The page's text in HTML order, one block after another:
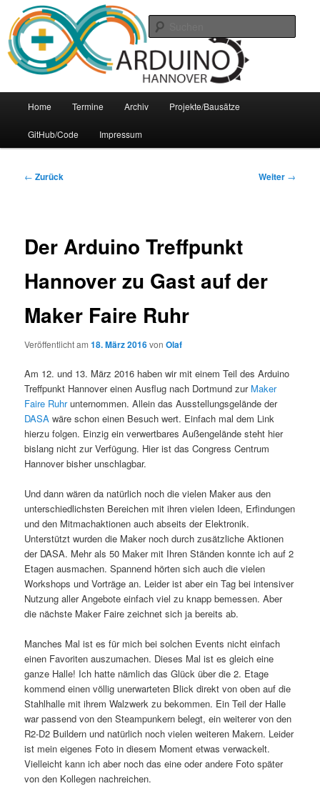
Inhalt
wechseln
Arduino-Hannover
Arduino Treffpunkt der Region Hannover
Home Termine Archiv Projekte/Bausätze
GitHub/Code Impressum
Beitrags-
← Zurück Weiter →
Der Arduino Treffpunkt
Hannover zu Gast auf der
Maker Faire Ruhr
Veröffentlicht am18. März 2016vonOlaf
Am 12. und 13. März 2016 haben wir mit einem Teil des Arduino
Treffpunkt Hannover einen Ausflug nach Dortmund zur Maker
Faire Ruhrunternommen. Allein das Ausstellungsgelände der
DASAwäre schon einen Besuch wert. Einfach mal dem Link
hierzu folgen. Einzig ein verwertbares Außengelände steht hier
bislang nicht zur Verfügung. Hier ist das Congress Centrum
Hannover bisher unschlagbar.
Und dann wären da natürlich noch die vielen Maker aus den
unterschiedlichsten Bereichen mit ihren vielen Ideen, Erfindungen
und den Mitmachaktionen auch abseits der Elektronik.
Unterstützt wurden die Maker noch durch zusätzliche Aktionen
der DASA. Mehr als 50 Maker mit Ihren Ständen konnte ich auf 2
Etagen ausmachen. Spannend hörten sich auch die vielen
Workshops und Vorträge an. Leider ist aber ein Tag bei intensiver
Nutzung aller Angebote einfach viel zu knapp bemessen. Aber
die nächste Maker Faire zeichnet sich ja bereits ab.
Manches Mal ist es für mich bei solchen Events nicht einfach
einen Favoriten auszumachen. Dieses Mal ist es gleich eine
ganze Halle! Ich hatte nämlich das Glück über die 2. Etage
kommend einen völlig unerwarteten Blick direkt von oben auf die
Stahlhalle mit ihrem Walzwerk zu bekommen. Ein Teil der Halle
war passend von den Steampunkern belegt, ein weiterer von den
R2-D2 Buildern und natürlich noch vielen weiteren Makern. Leider
ist mein eigenes Foto in diesem Moment etwas verwackelt.
Vielleicht kann ich aber noch das eine oder andere Foto später
von den Kollegen nachreichen.